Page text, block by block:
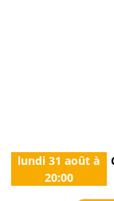
lundi 31 août à
20:00